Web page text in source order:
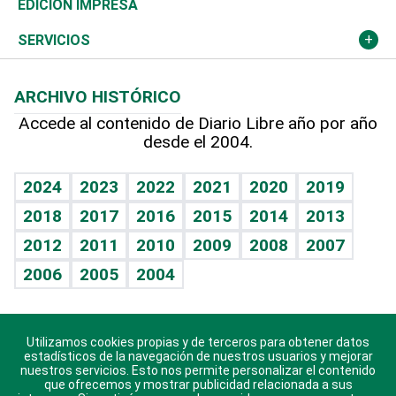
Resto del mundo
Economía personal
Podcast Arte Libre
Hablando con el pediatra
Vida y familia
Eñe
Celebrando la vida
Sin complejos
En pocas palabras
Escuchando al corazón
Economía Personal
Más deportes
Línea de hit
TBT Deportivo
Columnistas
Martes de tecnología
Cambio climático
Deportes
Opinión
Hecho en casa
Guía del dinero
EDICIÓN IMPRESA
SERVICIOS
Cumpleaños
Horóscopos
Crucigramas
ARCHIVO HISTÓRICO
Accede al contenido de Diario Libre año por año
desde el 2004.
2024 2023 2022 2021 2020
2019
2018
2017 2016 2015 2014
2013
2012
2011 2010 2009 2008
2007
2006
2005 2004
Descarga nuestras aplicaciones para Android, iOS y
sistema Huawei.
Utilizamos cookies propias y de terceros para obtener datos
estadísticos de la navegación de nuestros usuarios y mejorar
nuestros servicios. Esto nos permite personalizar el contenido
que ofrecemos y mostrar publicidad relacionada a sus